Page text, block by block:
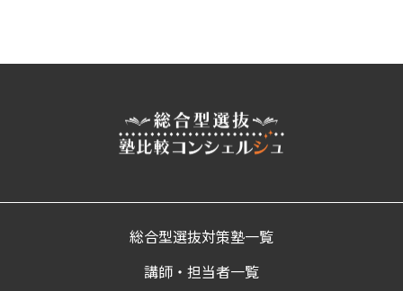
総合型選抜対策塾一覧
講師・担当者一覧